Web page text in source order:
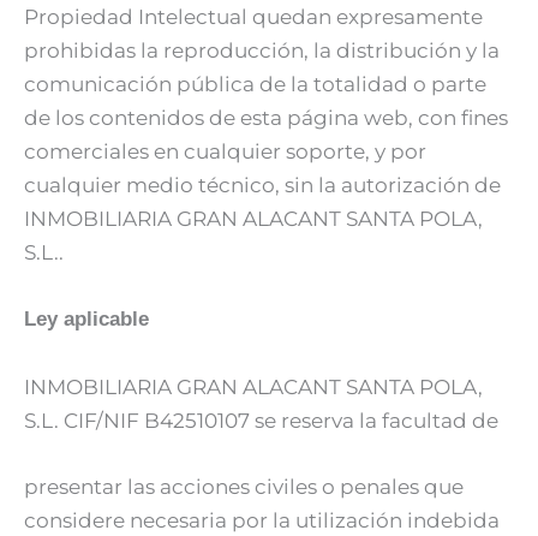
Propiedad Intelectual quedan expresamente
prohibidas la reproducción, la distribución y la
comunicación pública de la totalidad o parte
de los contenidos de esta página web, con fines
comerciales en cualquier soporte, y por
cualquier medio técnico, sin la autorización de
INMOBILIARIA GRAN ALACANT SANTA POLA,
S.L..
Ley aplicable
INMOBILIARIA GRAN ALACANT SANTA POLA,
S.L. CIF/NIF B42510107 se reserva la facultad de
presentar las acciones civiles o penales que
considere necesaria por la utilización indebida